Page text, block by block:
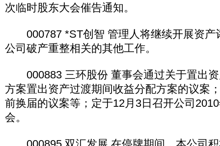
次临时股东大会催告通知。
000787 *ST创智 管理人将继续开展资产
公司破产重整相关的其他工作。
000883 三环股份 董事会通过关于置出资
方案置出资产过渡期间收益分配方案的议案
前换届的议案等；定于12月3日召开公司
会。